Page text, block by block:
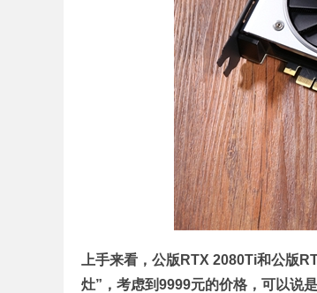
上手来看，公版RTX 2080Ti和公版
灶”，考虑到9999元的价格，可以说是